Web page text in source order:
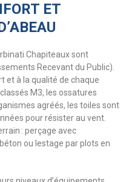
ET
Chapiteaux sont
Recevant du Public).
et à la qualité de chaque
M3, les ossatures
agréés, les toiles sont
pour résister au vent.
: perçage avec
ou lestage par plots en